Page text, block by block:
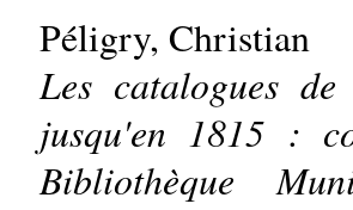
Péligry, Christian
Les catalogues
jusqu'en 1815 :
Bibliothèque